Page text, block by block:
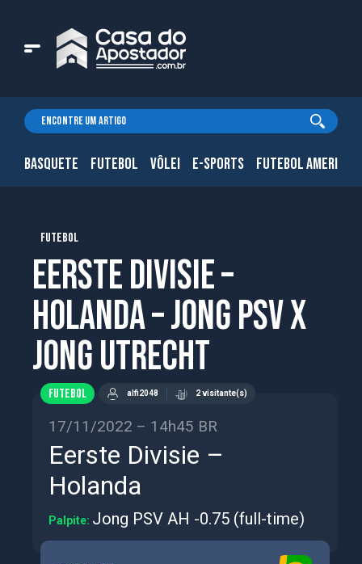
BASQUETE FUTEBOL VÔLEI E-SPORTS FUTEBOL
FUTEBOL
Eerste Divisie –
Holanda – Jong PSV X
Jong Utrecht
FUTEBOL alfi2048 2 visitante(s)
17/11/2022 – 14h45 BR
Eerste Divisie –
Holanda
Palpite: Jong PSV AH -0.75 (full-time)